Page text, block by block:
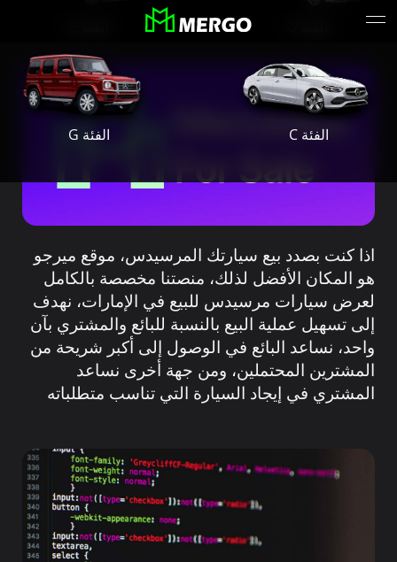
الفئة C الفئة G
حول ميرجو
اذا كنت بصدد بيع سيارتك المرسيدس، موقع ميرجو
هو المكان الأفضل لذلك، منصتنا مخصصة بالكامل
لعرض سيارات مرسيدس للبيع في الإمارات، نهدف
إلى تسهيل عملية البيع بالنسبة للبائع والمشتري بآن
واحد، نساعد البائع في الوصول إلى أكبر شريحة من
المشترين المحتملين، ومن جهة أخرى نساعد
المشتري في إيجاد السيارة التي تناسب متطلباته